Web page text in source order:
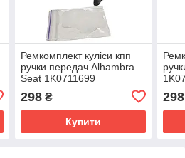
Ремкомплект куліси кпп
ручки передач Alhambra
Seat 1K0711699
1J0711048
298₴
Купити
298